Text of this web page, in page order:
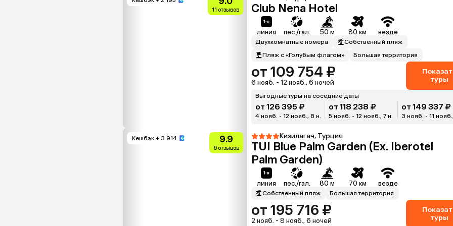
11 отзывов Club Nena Hotel
линия пес./гал. 50 м 80 км везде
Двухкомнатные номера
Собственный пляж
Пляж с «Голубым флагом»
Большая территория
от 109 754 ₽
6 нояб. - 12 нояб., 6 ночей
туры
Выгодные туры на соседние даты
от 126 395 ₽
4 нояб. - 12 нояб., 8 н.
от 118 238 ₽
5 нояб. - 12 нояб., 7 н.
от 149 337 ₽
3 нояб. - 11
Кешбэк + 3 914 9.9
6 отзывов
Кизилагач, Турция
TUI Blue Palm Garden (Ex. Iberotel
Palm Garden)
линия пес./гал. 80 м 70 км везде
Собственный пляж Большая территория
от 195 716 ₽
2 нояб. - 8 нояб., 6 ночей
туры